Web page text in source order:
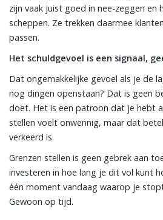
zijn vaak juist goed in nee-zeggen en
scheppen. Ze trekken daarmee
passen.
Het schuldgevoel is een signaal,
Dat ongemakkelijke gevoel als je de
nog dingen openstaan? Dat is geen
doet. Het is een patroon dat je hebt
stellen voelt onwennig, maar dat
verkeerd is.
Grenzen stellen is geen gebrek aan
investeren in hoe lang je dit vol kunt
één moment vandaag waarop je
Gewoon op tijd.